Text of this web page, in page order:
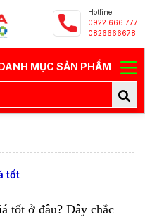
Hotline:
0922.666.777
0826666678
MỤC SẢN PHẨM
tốt
tốt ở đâu? Đây chắc